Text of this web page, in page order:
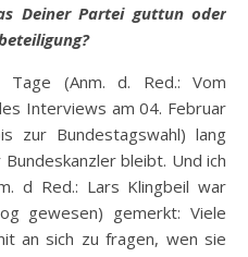
Deiner Partei guttun oder
(Anm. d. Red.: Vom
Interviews am 04. Februar
zur Bundestagswahl) lang
bleibt. Und ich
d Red.: Lars Klingbeil war
gewesen) gemerkt: Viele
an sich zu fragen, wen sie